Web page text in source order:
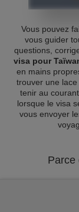
Vous pouvez
vous guider
questions,
visa pour
en mains
trouver une
tenir au
lorsque le visa
vous envoyer
Parce